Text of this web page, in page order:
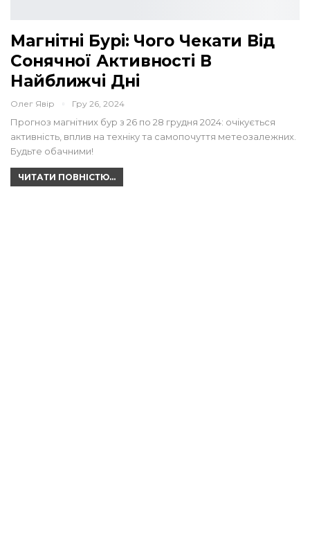
Магнітні Бурі: Чого Чекати Від
Сонячної Активності В
Найближчі Дні
Олег Явір Гру 26, 2024
Прогноз магнітних бур з 26 по 28 грудня 2024: очікується
активність, вплив на техніку та самопочуття метеозалежних.
Будьте обачними!
ЧИТАТИ ПОВНІСТЮ...